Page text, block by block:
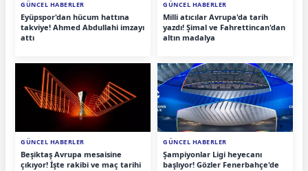
GÜNCEL HABERLER
Eyüpspor'dan hücum hattına
takviye! Ahmed Abdullahi imzayı
attı
GÜNCEL HABERLER
Milli atıcılar Avrupa'da tarih
yazdı! Şimal ve Fahrettincan'dan
altın madalya
GÜNCEL HABERLER
Beşiktaş Avrupa mesaisine
çıkıyor! İşte rakibi ve maç tarihi
GÜNCEL HABERLER
Şampiyonlar Ligi heyecanı
başlıyor! Gözler Fenerbahçe'de